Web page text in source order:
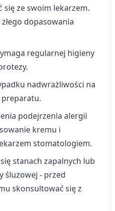
się ze swoim lekarzem.
dopasowania
regularnej higieny
nadwrażliwości na
preparatu.
podejrzenia alergii
kremu i
stomatologiem.
stanach zapalnych lub
śluzowej - przed
skonsultować się z
celu doboru
statystyce lub
źródeł
danych do
na podstawie